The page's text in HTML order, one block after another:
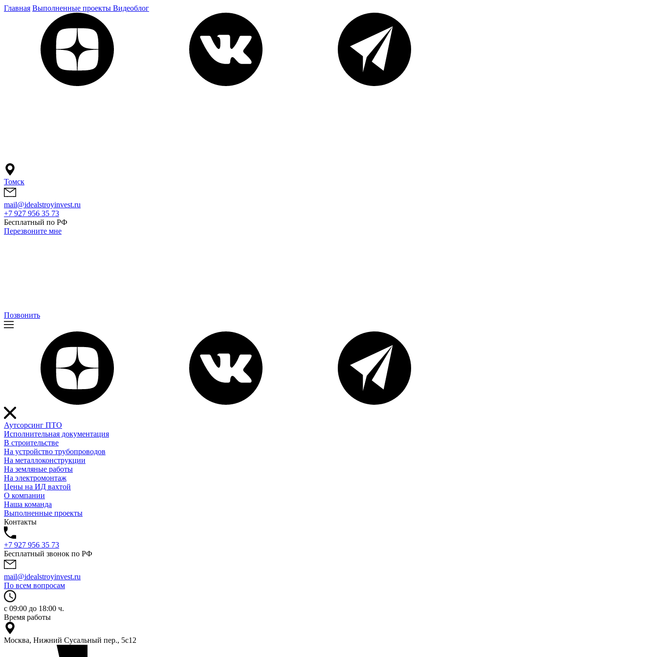
Главная Выполненные проекты Видеоблог
Томск
mail@idealstroyinvest.ru
+7 927 956 35 73
Бесплатный по РФ
Перезвоните мне
Позвонить
Аутсорсинг ПТО
Исполнительная документация
В строительстве
На устройство трубопроводов
На металлоконструкции
На земляные работы
На электромонтаж
Цены на ИД вахтой
О компании
Наша команда
Выполненные проекты
Контакты
+7 927 956 35 73
Бесплатный звонок по РФ
mail@idealstroyinvest.ru
По всем вопросам
с 09:00 до 18:00 ч.
Время работы
Москва, Нижний Сусальный пер., 5c12